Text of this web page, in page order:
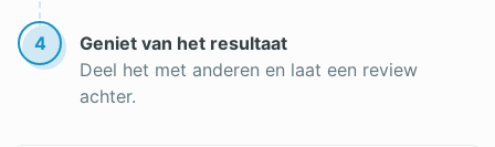
4
Geniet van het resultaat
Deel het met anderen en laat een review
achter.